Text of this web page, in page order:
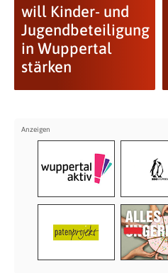
will Kinder- und
Jugendbeteiligung
in Wuppertal
stärken